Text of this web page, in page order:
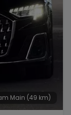
Main (49 km)